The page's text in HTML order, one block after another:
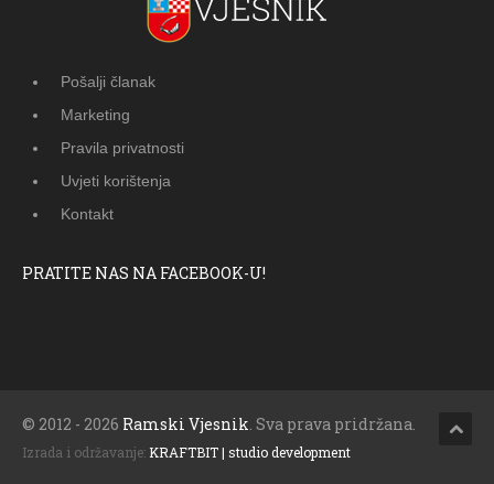
Pošalji članak
Marketing
Pravila privatnosti
Uvjeti korištenja
Kontakt
PRATITE NAS NA FACEBOOK-U!
© 2012 - 2026 Ramski Vjesnik . Sva prava pridržana.
Izrada i održavanje: KRAFTBIT | studio development